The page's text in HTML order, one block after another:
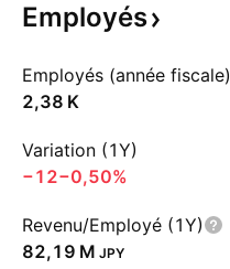
Employés
Employés (année fiscale)
‪2,38 K‬
Variation (1Y)
−12−0,50%
Revenu/Employé (1Y)
‪82,19 M‬ JPY